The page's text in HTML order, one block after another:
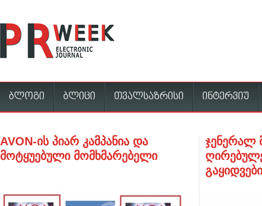
ბლოგი ბლიცი თვალსაზრისი ინტერვიუ
AVON-ის პიარ კამპანია და
მოტყუებული მომხმარებელი
ჯენერალ